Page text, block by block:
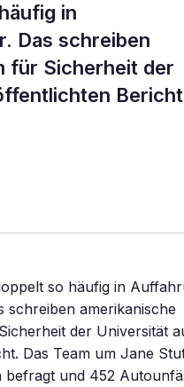
in
Das schreiben
für Sicherheit der
so häufig in
schreiben amerikanische
der Universität
Das Team um Jane
und 452